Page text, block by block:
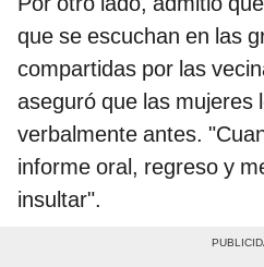
que se escuchan en las
compartidas por las
aseguró que las mujeres
verbalmente antes.
informe oral, regreso y
insultar".